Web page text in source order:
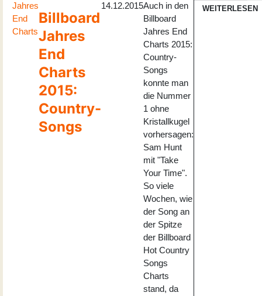
Jahres
End
Charts
Billboard
Jahres
End
Charts
2015:
Country-
Songs
14.12.2015Auch in den
Billboard
Jahres End
Charts 2015:
Country-
Songs
konnte man
die Nummer
1 ohne
Kristallkugel
vorhersagen:
Sam Hunt
mit "Take
Your Time".
So viele
Wochen, wie
der Song an
der Spitze
der Billboard
Hot Country
Songs
Charts
stand, da
WEITERLESEN